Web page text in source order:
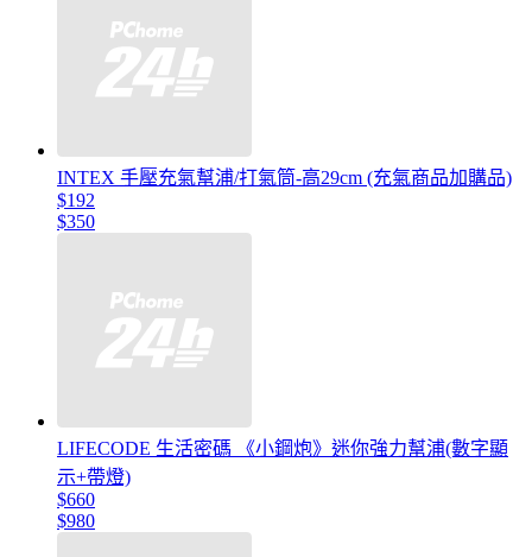
INTEX 手壓充氣幫浦/打氣筒-高29cm (充氣商品加購品)
$192
$350
LIFECODE 生活密碼 《小鋼炮》迷你強力幫浦(數字顯
示+帶燈)
$660
$980